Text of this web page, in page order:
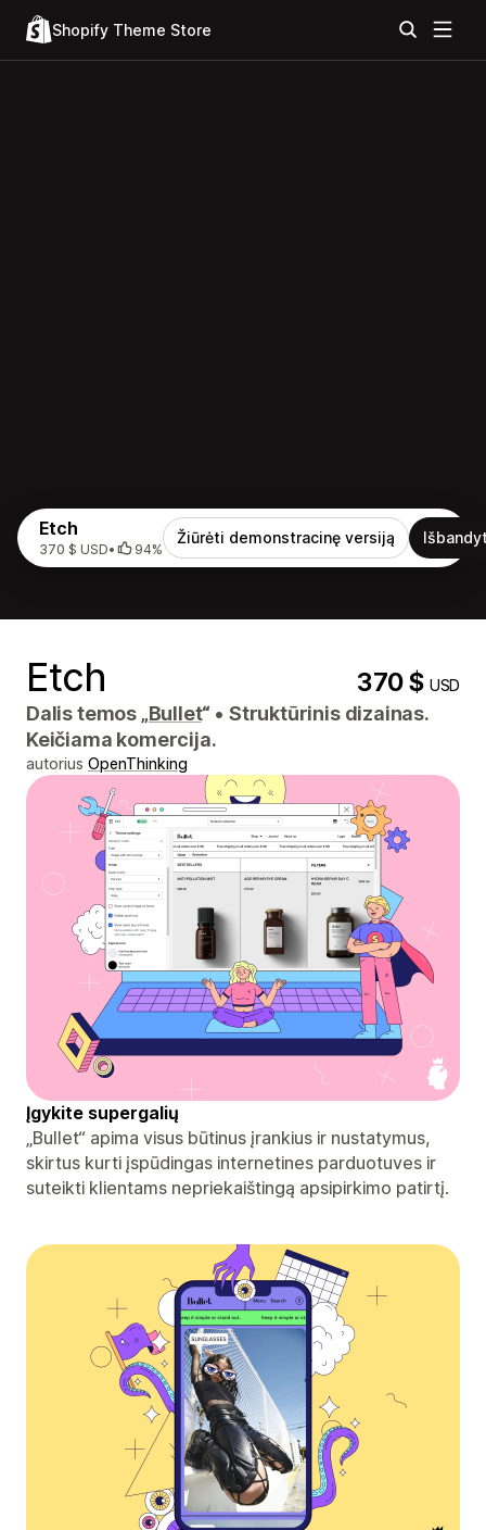
Shopify Theme Store
Etch
370 $ USD• 94%
Žiūrėti demonstracinę versiją
Etch 370 $USD
Dalis temos „Bullet“ • Struktūrinis dizainas.
Keičiama komercija.
autorius OpenThinking
Įgykite supergalių
„Bullet“ apima visus būtinus įrankius ir nustatymus,
skirtus kurti įspūdingas internetines parduotuves ir
suteikti klientams nepriekaištingą apsipirkimo patirtį.